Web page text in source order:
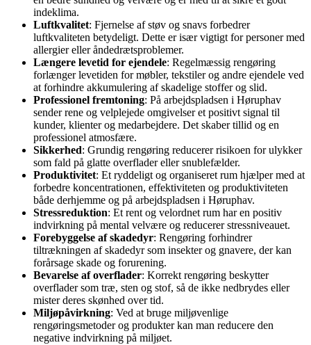
indeklima.
Luftkvalitet: Fjernelse af støv og snavs forbedrer
luftkvaliteten betydeligt. Dette er især vigtigt for personer med
allergier eller åndedrætsproblemer.
Længere levetid for ejendele: Regelmæssig rengøring
forlænger levetiden for møbler, tekstiler og andre ejendele ved
at forhindre akkumulering af skadelige stoffer og slid.
Professionel fremtoning: På arbejdspladsen i Høruphav
sender rene og velplejede omgivelser et positivt signal til
kunder, klienter og medarbejdere. Det skaber tillid og en
professionel atmosfære.
Sikkerhed: Grundig rengøring reducerer risikoen for ulykker
som fald på glatte overflader eller snublefælder.
Produktivitet: Et ryddeligt og organiseret rum hjælper med at
forbedre koncentrationen, effektiviteten og produktiviteten
både derhjemme og på arbejdspladsen i Høruphav.
Stressreduktion: Et rent og velordnet rum har en positiv
indvirkning på mental velvære og reducerer stressniveauet.
Forebyggelse af skadedyr: Rengøring forhindrer
tiltrækningen af skadedyr som insekter og gnavere, der kan
forårsage skade og forurening.
Bevarelse af overflader: Korrekt rengøring beskytter
overflader som træ, sten og stof, så de ikke nedbrydes eller
mister deres skønhed over tid.
Miljøpåvirkning: Ved at bruge miljøvenlige
rengøringsmetoder og produkter kan man reducere den
negative indvirkning på miljøet.